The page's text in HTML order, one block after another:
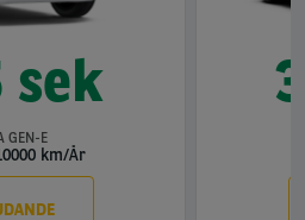
sek
GEN-E
km/År